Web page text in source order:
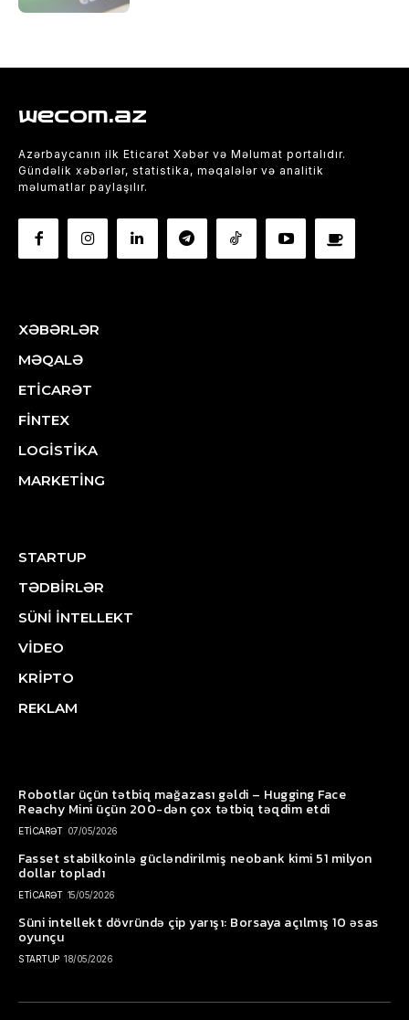
wecom.az
Azərbaycanın ilk Eticarət Xəbər və Məlumat portalıdır.
Gündəlik xəbərlər, statistika, məqalələr və analitik
məlumatlar paylaşılır.
XƏBƏRLƏR
MƏQALƏ
ETİCARƏT
FİNTEX
LOGİSTİKA
MARKETİNG
STARTUP
TƏDBİRLƏR
SÜNİ İNTELLEKT
VİDEO
KRİPTO
REKLAM
Robotlar üçün tətbiq mağazası gəldi – Hugging Face
Reachy Mini üçün 200-dən çox tətbiq təqdim etdi
ETİCARƏT 07/05/2026
Fasset stabilkoinlə gücləndirilmiş neobank kimi 51 milyon
dollar topladı
ETİCARƏT 15/05/2026
Süni intellekt dövründə çip yarışı: Borsaya açılmış 10 əsas
oyunçu
STARTUP 18/05/2026